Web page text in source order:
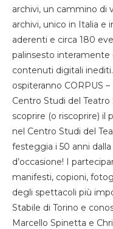
archivi, un cammino di
archivi, unico in Italia e
aderenti e circa 180
palinsesto interamente
contenuti digitali
ospiteranno CORPUS
Centro Studi del Teatro
scoprire (o riscoprire) il
nel Centro Studi del
festeggia i 50 anni
d’occasione! I
manifesti, copioni,
degli spettacoli più
Stabile di Torino e
Marcello Spinetta e